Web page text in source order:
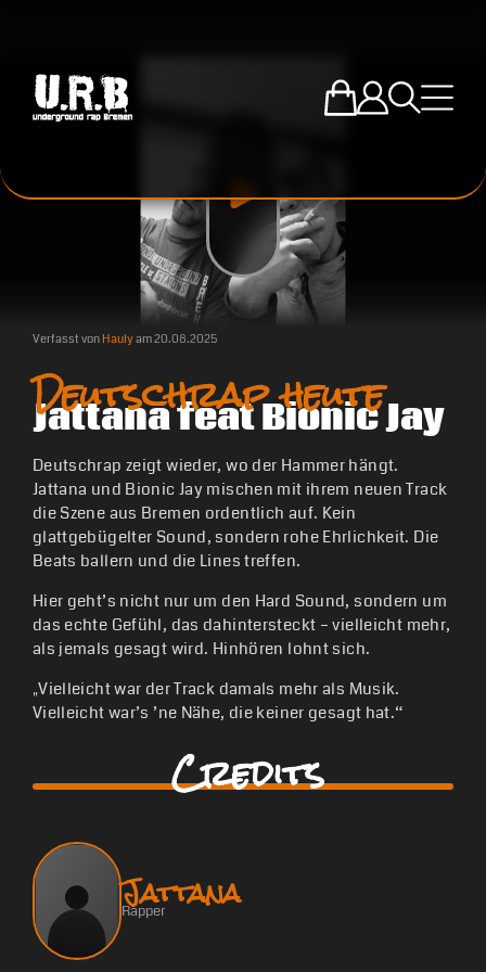
Zum U.R.B-
Einloggen
SucheMenü
Verfasst vonHaulyam20.08.2025
Deutschrap heute
Jattana feat Bionic Jay
Deutschrap zeigt wieder, wo der Hammer hängt.
Jattana und Bionic Jay mischen mit ihrem neuen Track
die Szene aus Bremen ordentlich auf. Kein
glattgebügelter Sound, sondern rohe Ehrlichkeit. Die
Beats ballern und die Lines treffen.
Hier geht’s nicht nur um den Hard Sound, sondern um
das echte Gefühl, das dahintersteckt – vielleicht mehr,
als jemals gesagt wird. Hinhören lohnt sich.
„Vielleicht war der Track damals mehr als Musik.
Vielleicht war’s ’ne Nähe, die keiner gesagt hat.“
Credits
Jattana
Rapper